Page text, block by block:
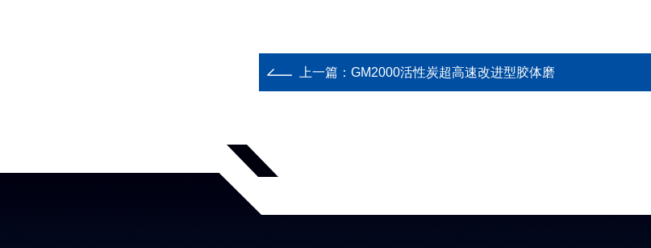
上一篇： GM2000活性炭超高速改进型胶体磨